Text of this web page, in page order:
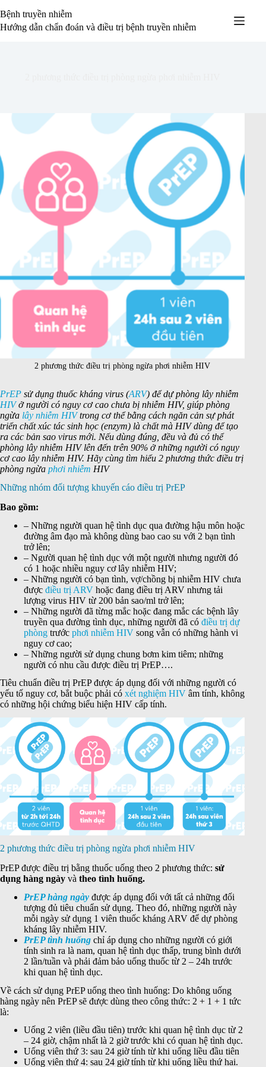
đến
phần
Bệnh truyền nhiễm
Hướng dẫn chẩn đoán và điều trị bệnh truyền nhiễm
2 phương thức điều trị phòng ngừa phơi nhiễm HIV
PrEP sử dụng thuốc kháng virus (ARV) để dự phòng lây nhiễm
HIVở người có nguy cơ cao chưa bị nhiễm HIV, giúp phòng
ngừa lây nhiễm HIVtrong cơ thể bằng cách ngăn cản sự phát
triển chất xúc tác sinh học (enzym) là chất mà HIV dùng để tạo
ra các bản sao virus mới. Nếu dùng đúng, đều và đủ có thể
phòng lây nhiễm HIV lên đến trên 90% ở những người có nguy
cơ cao lây nhiễm HIV. Hãy cùng tìm hiểu 2 phương thức điều trị
phòng ngừa phơi nhiễm HIV
Những nhóm đối tượng khuyến cáo điều trị PrEP
Bao gồm:
– Những người quan hệ tình dục qua đường hậu môn hoặc
đường âm đạo mà không dùng bao cao su với 2 bạn tình
trở lên;
– Người quan hệ tình dục với một người nhưng người đó
có 1 hoặc nhiều nguy cơ lây nhiễm HIV;
– Những người có bạn tình, vợ/chồng bị nhiễm HIV chưa
được điều trị ARV hoặc đang điều trị ARV nhưng tải
lượng virus HIV từ 200 bản sao/ml trở lên;
– Những người đã từng mắc hoặc đang mắc các bệnh lây
truyền qua đường tình dục, những người đã có điều trị dự
phòng trước phơi nhiễm HIV song vẫn có những hành vi
nguy cơ cao;
– Những người sử dụng chung bơm kim tiêm; những
người có nhu cầu được điều trị PrEP….
Tiêu chuẩn điều trị PrEP được áp dụng đối với những người có
yếu tố nguy cơ, bắt buộc phải có xét nghiệm HIV âm tính, không
có những hội chứng biểu hiện HIV cấp tính.
2 phương thức điều trị phòng ngừa phơi nhiễm HIV
PrEP được điều trị bằng thuốc uống theo 2 phương thức: sử
dụng hàng ngày và theo tình huống.
PrEP hàng ngày được áp dụng đối với tất cả những đối
tượng đủ tiêu chuẩn sử dụng. Theo đó, những người này
mỗi ngày sử dụng 1 viên thuốc kháng ARV để dự phòng
kháng lây nhiễm HIV.
PrEP tình huống chỉ áp dụng cho những người có giới
tính sinh ra là nam, quan hệ tình dục thấp, trung bình dưới
2 lần/tuần và phải đảm bảo uống thuốc từ 2 – 24h trước
khi quan hệ tình dục.
Về cách sử dụng PrEP uống theo tình huống: Do không uống
hàng ngày nên PrEP sẽ được dùng theo công thức: 2 + 1 + 1 tức
là:
Uống 2 viên (liều đầu tiên) trước khi quan hệ tình dục từ 2
– 24 giờ, chậm nhất là 2 giờ trước khi có quan hệ tình dục.
Uống viên thứ 3: sau 24 giờ tính từ khi uống liều đầu tiên
Uống viên thứ 4: sau 24 giờ tính từ khi uống liều thứ hai.